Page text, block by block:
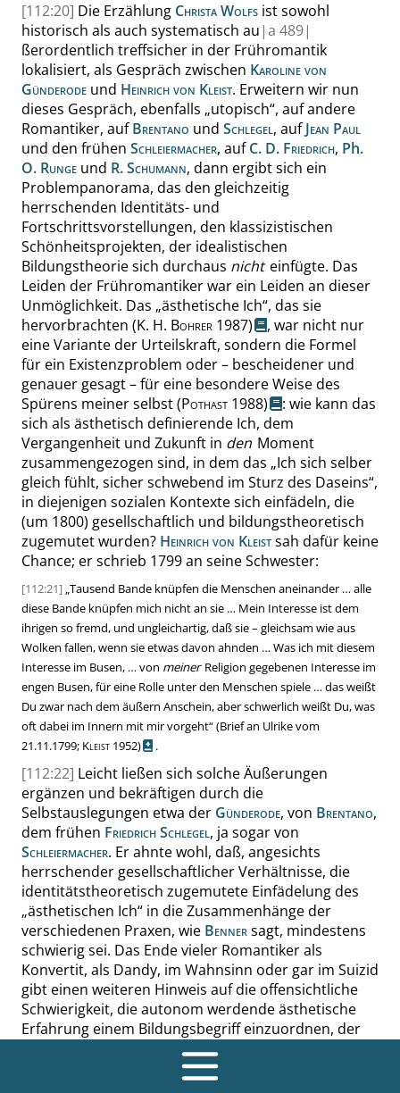
[112:20] Die Erzählung Christa Wolfs ist sowohl
historisch als auch systematisch au |a 489|
ßerordentlich treffsicher in der Frühromantik
lokalisiert, als Gespräch zwischen Karoline von
Günderode und Heinrich von Kleist. Erweitern wir nun
dieses Gespräch, ebenfalls „utopisch“, auf andere
Romantiker, aufBrentano und Schlegel, aufJean Paul
und den frühen Schleiermacher, aufC. D. Friedrich, Ph.
O. Runge und R. Schumann, dann ergibt sich ein
Problempanorama, das den gleichzeitig
herrschenden Identitäts- und
Fortschrittsvorstellungen, den klassizistischen
Schönheitsprojekten, der idealistischen
Bildungstheorie sich durchaus nichteinfügte. Das
Leiden der Frühromantiker war ein Leiden an dieser
Unmöglichkeit. Das „ästhetische Ich“, das sie
hervorbrachten (K. H. Bohrer 1987)
, war nicht nur
eine Variante der Urteilskraft, sondern die Formel
für ein Existenzproblem oder – bescheidener und
genauer gesagt – für eine besondere Weise des
Spürens meiner selbst(Pothast 1988)
: wie kann das
sich als ästhetisch definierende Ich, dem
Vergangenheit und Zukunft in den Moment
zusammengezogen sind, in dem das „Ich sich selber
gleich fühlt, sicher schwebend im Sturz des Daseins“,
in diejenigen sozialen Kontexte sich einfädeln, die
(um 1800) gesellschaftlich und bildungstheoretisch
zugemutet wurden? Heinrich von Kleistsah dafür keine
Chance; er schrieb 1799 an seine Schwester:
[112:21] „Tausend Bande knüpfen die Menschen aneinander … alle
diese Bande knüpfen mich nicht an sie … Mein Interesse ist dem
ihrigen so fremd, und ungleichartig, daß sie – gleichsam wie aus
Wolken fallen, wenn sie etwas davon ahnden … Was ich mit diesem
Interesse im Busen, … von meinerReligion gegebenen Interesse im
engen Busen, für eine Rolle unter den Menschen spiele … das weißt
Du zwar nach dem äußern Anschein, aber schwerlich weißt Du, was
oft dabei im Innern mit mir vorgeht“(Brief an Ulrike vom
21.11.1799; Kleist 1952) .
[112:22] Leicht ließen sich solche Äußerungen
ergänzen und bekräftigen durch die
Selbstauslegungen etwa der Günderode, von Brentano,
dem frühen Friedrich Schlegel, ja sogar von
Schleiermacher. Er ahnte wohl, daß, angesichts
herrschender gesellschaftlicher Verhältnisse, die
identitätstheoretisch zugemutete Einfädelung des
„ästhetischen Ich“ in die Zusammenhänge der
verschiedenen Praxen, wie Bennersagt, mindestens
schwierig sei. Das Ende vieler Romantiker als
Konvertit, als Dandy, im Wahnsinn oder gar im Suizid
gibt einen weiteren Hinweis auf die offensichtliche
Schwierigkeit, die autonom werdende ästhetische
Erfahrung einem Bildungsbegriff einzuordnen, der
auf gesellschaftliche Integration, auf zeitliche
Kontinuitätsannahmen setzt und der in der